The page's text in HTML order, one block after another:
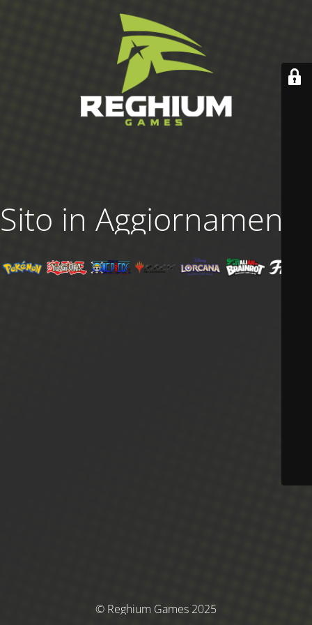
Sito in Aggiornamento
© Reghium Games 2025